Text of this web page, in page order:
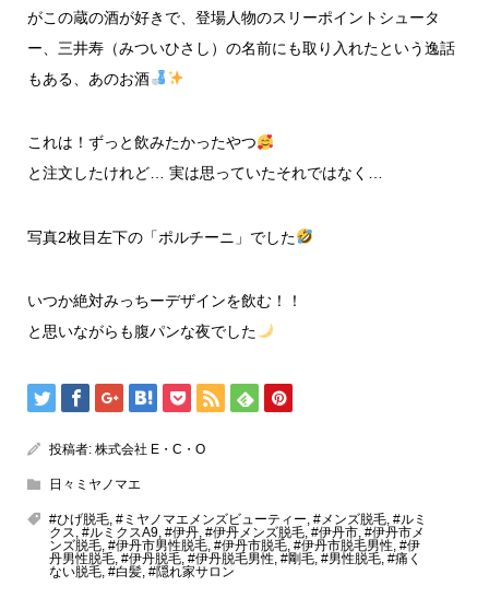
がこの蔵の酒が好きで、登場人物のスリーポイントシュータ
ー、三井寿（みついひさし）の名前にも取り入れたという逸話
もある、あのお酒
これは！ずっと飲みたかったやつ
と注文したけれど… 実は思っていたそれではなく…
写真2枚目左下の「ポルチーニ」でした
いつか絶対みっちーデザインを飲む！！
と思いながらも腹パンな夜でした
投稿者: 株式会社 E・C・O
日々ミヤノマエ
#ひげ脱毛, #ミヤノマエメンズビューティー, #メンズ脱毛, #ルミ
クス, #ルミクスA9, #伊丹, #伊丹メンズ脱毛, #伊丹市, #伊丹市メ
ンズ脱毛, #伊丹市男性脱毛, #伊丹市脱毛, #伊丹市脱毛男性, #伊
丹男性脱毛, #伊丹脱毛, #伊丹脱毛男性, #剛毛, #男性脱毛, #痛く
ない脱毛, #白髪, #隠れ家サロン